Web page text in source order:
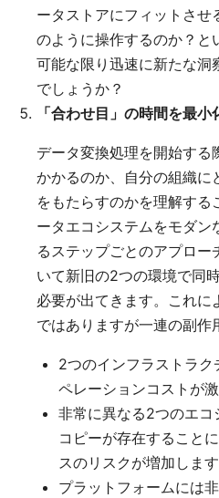
ータストアにフィットさ
のように操作するのか？と
可能な限り迅速に新たな洞
でしょうか？
「合わせ目」の時間を最小
データ変換処理を開始す
かかるのか、自分の組織に
をもたらすのかを理解す
ータエコシステムをモダン
るステップごとのアプロ
いて新旧の2つの環境で同
必要が出てきます。これに
ではありますが一連の副
2つのインフラストラ
ペレーションコストが激
非常に異なる2つのエコ
コピーが存在すること
スのリスクが増加します
プラットフォームには